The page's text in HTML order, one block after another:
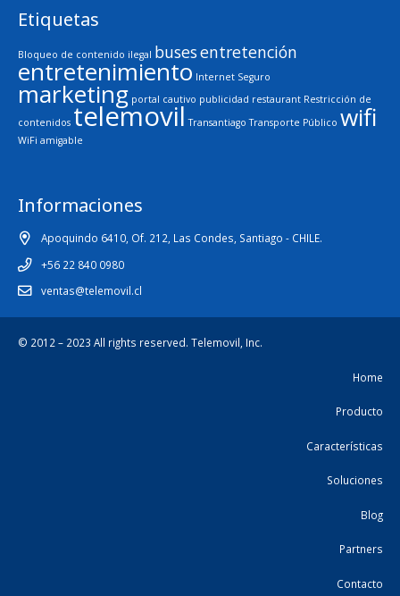
Etiquetas
Bloqueo de contenido ilegal busesentretención
entretenimiento Internet Seguro
marketing portal cautivo publicidad restaurant Restricción de
contenidos telemovil Transantiago Transporte Público wifi
WiFi amigable
Informaciones
Apoquindo 6410, Of. 212, Las Condes, Santiago - CHILE.
+56 22 840 0980
ventas@telemovil.cl
© 2012 – 2023 All rights reserved. Telemovil, Inc.
Home
Producto
Características
Soluciones
Blog
Partners
Contacto